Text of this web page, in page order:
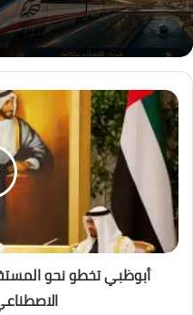
أبوظبي تخطو نحو